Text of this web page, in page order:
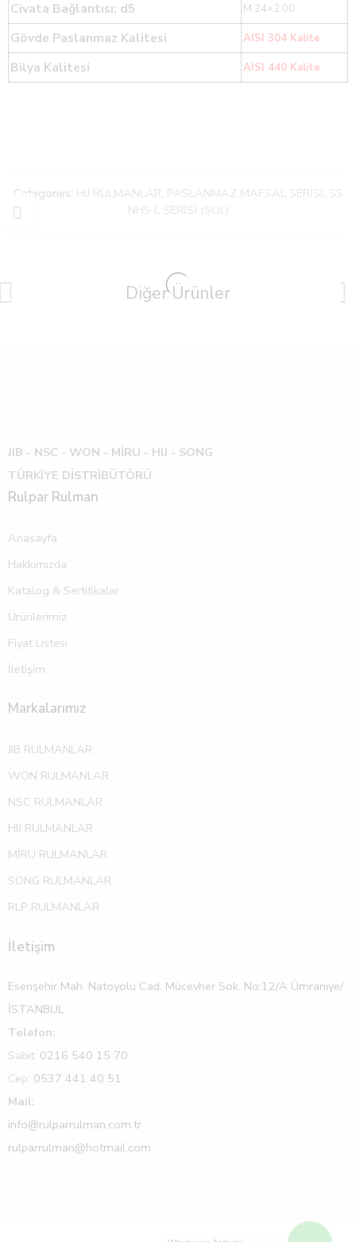
Civata Bağlantısı: d5 M:24×2.00
Gövde Paslanmaz Kalitesi AISI 304 Kalite
Bilya Kalitesi AISI 440 Kalite
Categories: HIJ RULMANLAR, PASLANMAZ MAFSAL SERİSİ , SS
NHS L SERİSİ (SOL)
Diğer Ürünler
JIB - NSC - WON - MİRU - HIJ - SONG
TÜRKİYE DİSTRİBÜTÖRÜ
Rulpar Rulman
Anasayfa
Hakkımızda
Katalog & Sertifikalar
Ürünlerimiz
Fiyat Listesi
İletişim
Markalarımız
JIB RULMANLAR
WON RULMANLAR
NSC RULMANLAR
HIJ RULMANLAR
MİRU RULMANLAR
SONG RULMANLAR
RLP RULMANLAR
İletişim
Esenşehir Mah. Natoyolu Cad. Mücevher Sok. No:12/A Ümraniye/
İSTANBUL
Telefon:
Sabit: 0216 540 15 70
Cep: 0537 441 40 51
Mail:
info@rulparrulman.com.tr
rulparrulman@hotmail.com